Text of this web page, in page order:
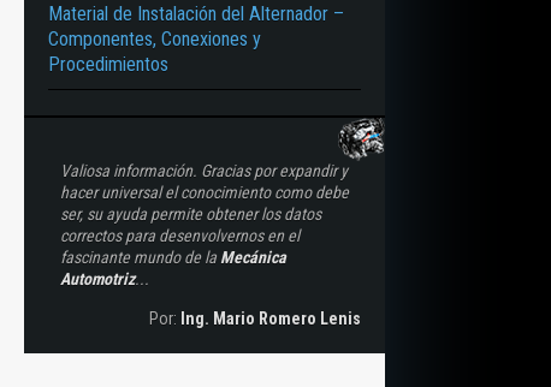
Material de Instalación del Alternador –
Componentes, Conexiones y
Procedimientos
Valiosa información. Gracias por expandir y
hacer universal el conocimiento como debe
ser, su ayuda permite obtener los datos
correctos para desenvolvernos en el
fascinante mundo de la Mecánica
Automotriz...
Por: Ing. Mario Romero Lenis